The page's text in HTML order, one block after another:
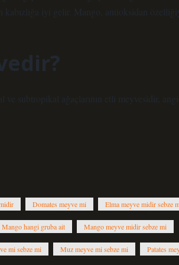
iyi gelir. Mango, antioksidan
subtropikal ağaçlarının etli meyvesidir,
Domates meyve mi Elma meyve midir sebze
Mango hangi gruba ait Mango meyve midir sebze mi
mi sebze mi Muz meyve mi sebze mi Patates